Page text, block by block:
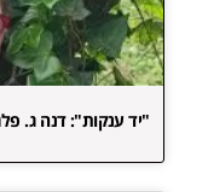
"יד ענקות": דנה ג.